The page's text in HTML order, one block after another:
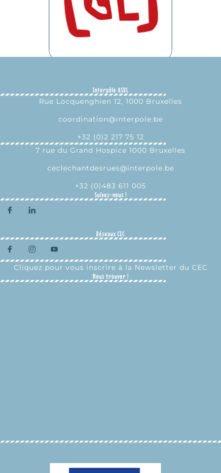
Interpôle ASBL
Rue Locquenghien 12, 1000 Bruxelles
coordination@interpole.be
+32 (0)2 217 75 12
7 rue du Grand Hospice 1000 Bruxelles
ceclechantdesrues@interpole.be
+32 (0)483 611 005
Suivez-nous !
Réseaux CEC
Cliquez pour vous inscrire à la Newsletter du CEC
Nous trouver !